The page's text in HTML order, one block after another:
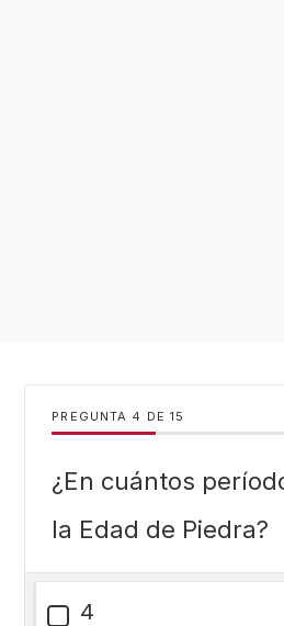
PREGUNTA DE 15
¿En cuántos
la Edad de Piedra?
4